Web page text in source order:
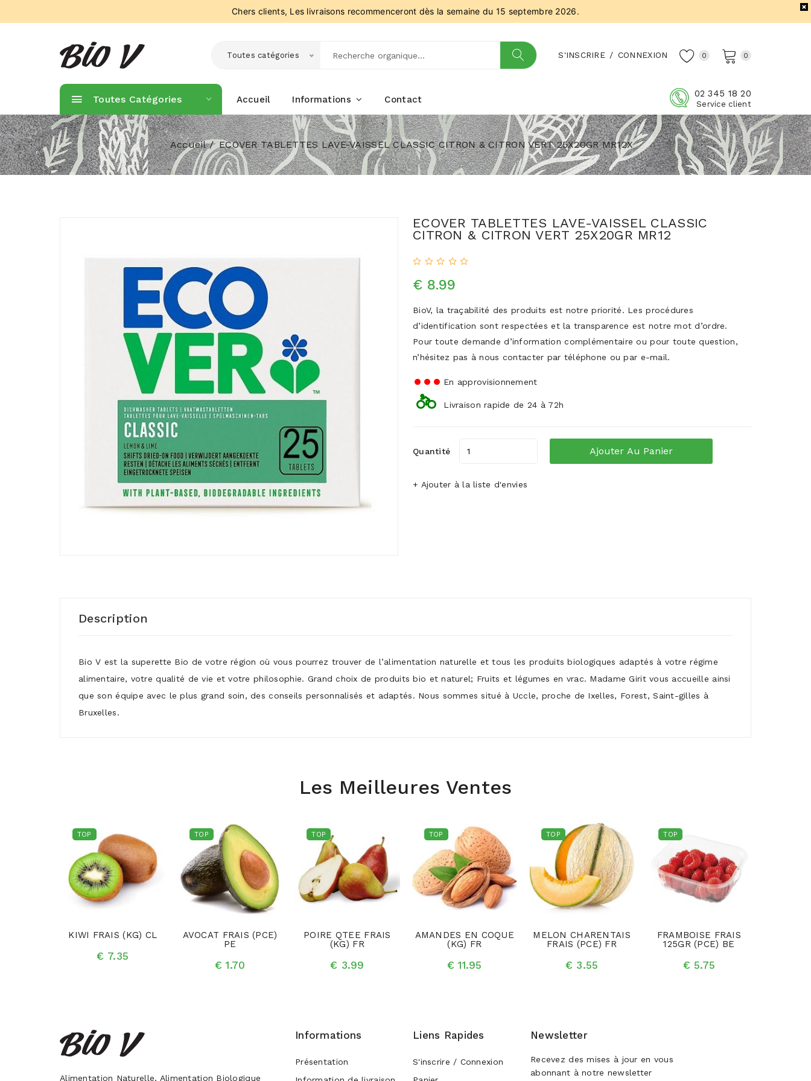
Chers clients, Les livraisons recommenceront dès la semaine du 15 septembre 2026.
Toutes catégories S'INSCRIRE / CONNEXION 0 0
Toutes Catégories Accueil Informations Contact
02 345 18 20
Service client
Accueil ECOVER TABLETTES LAVE-VAISSEL CLASSIC CITRON & CITRON VERT 25X20GR MR12X
ECOVER TABLETTES LAVE-VAISSEL CLASSIC
CITRON & CITRON VERT 25X20GR MR12
€ 8.99
BioV, la traçabilité des produits est notre priorité. Les procédures
d’identification sont respectées et la transparence est notre mot d’ordre.
Pour toute demande d’information complémentaire ou pour toute question,
n’hésitez pas à nous contacter par téléphone ou par e-mail.
En approvisionnement
Livraison rapide de 24 à 72h
Quantité Ajouter Au Panier
+ Ajouter à la liste d'envies
Description
Bio V est la superette Bio de votre région où vous pourrez trouver de l’alimentation naturelle et tous les produits biologiques adaptés à votre régime
alimentaire, votre qualité de vie et votre philosophie. Grand choix de produits bio et naturel; Fruits et légumes en vrac. Madame Girit vous accueille ainsi
que son équipe avec le plus grand soin, des conseils personnalisés et adaptés. Nous sommes situé à Uccle, proche de Ixelles, Forest, Saint-gilles à
Bruxelles.
Les Meilleures Ventes
TOP
KIWI FRAIS (KG) CL
€ 7.35
TOP
AVOCAT FRAIS (PCE)
PE
€ 1.70
TOP
POIRE QTEE FRAIS
(KG) FR
€ 3.99
TOP
AMANDES EN COQUE
(KG) FR
€ 11.95
TOP
MELON CHARENTAIS
FRAIS (PCE) FR
€ 3.55
TOP
FRAMBOISE FRAIS
125GR (PCE) BE
€ 5.75
Alimentation Naturelle, Alimentation Biologique
Informations
Présentation
Liens Rapides
S'inscrire / Connexion
Newsletter
Recevez des mises à jour en vous
abonnant à notre newsletter